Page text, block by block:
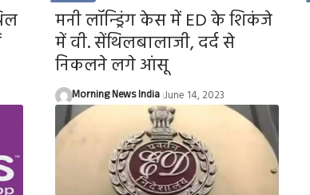
मनी लॉन्ड्रिंग केस में ED के शिकंजे
में वी. सेंथिलबालाजी, दर्द से
निकलने लगे आंसू
Morning News India June 14, 2023